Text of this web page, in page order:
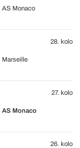
AS Monaco
Marseille
28. kolo
AS Monaco
27. kolo
26. kolo